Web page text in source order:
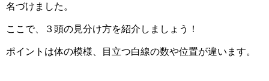
名づけました。
ここで、３頭の見分け方を紹介しましょう！
ポイントは体の模様、目立つ白線の数や位置が違います。